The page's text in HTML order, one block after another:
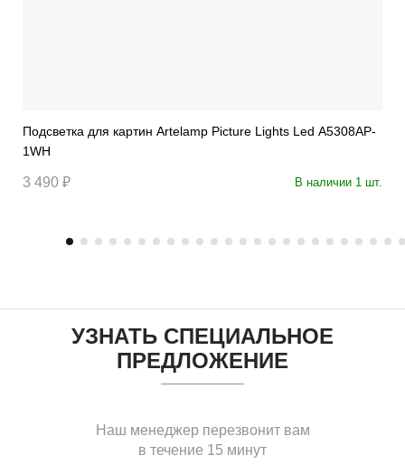
Подсветка для картин Artelamp Picture Lights Led A5308AP-
1WH
3 490 ₽ В наличии 1 шт.
УЗНАТЬ СПЕЦИАЛЬНОЕ
ПРЕДЛОЖЕНИЕ
Наш менеджер перезвонит вам
в течение 15 минут